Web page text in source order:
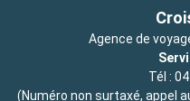
Agence de
Tél :
(Numéro non surtaxé, appel